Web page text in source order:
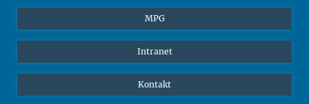
Instagram
MPG
Intranet
Kontakt